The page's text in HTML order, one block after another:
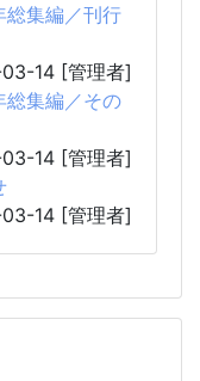
集編／刊行
14 [管理者]
集編／その
14 [管理者]
14 [管理者]